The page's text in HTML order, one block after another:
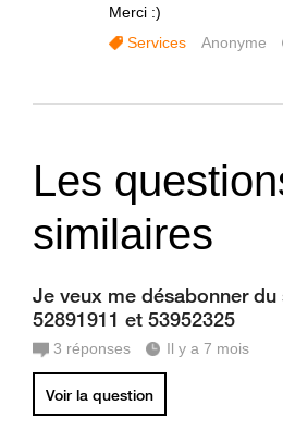
Merci :)
Services
Anonyme
Les
similaires
Je veux me désabonner du
52891911 et 53952325
3 réponses Il y a 7 mois
Voir la question